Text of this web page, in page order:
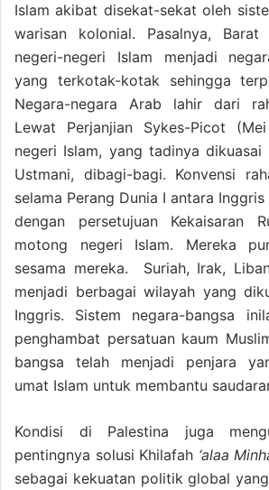
Islam akibat disekat-sekat oleh
warisan kolonial. Pasalnya, Barat
negeri-negeri Islam menjadi
yang terkotak-kotak sehingga
Negara-negara Arab lahir dari
Lewat Perjanjian Sykes-Picot
negeri Islam, yang tadinya dikuasai
Ustmani, dibagi-bagi. Konvensi
selama Perang Dunia I antara Inggris
dengan persetujuan Kekaisaran
motong negeri Islam. Mereka
sesama mereka. Suriah, Irak,
menjadi berbagai wilayah yang
Inggris. Sistem negara-bangsa
penghambat persatuan kaum
bangsa telah menjadi penjara
umat Islam untuk membantu
Kondisi di Palestina juga
pentingnya solusi Khilafah ‘alaa
sebagai kekuatan politik global